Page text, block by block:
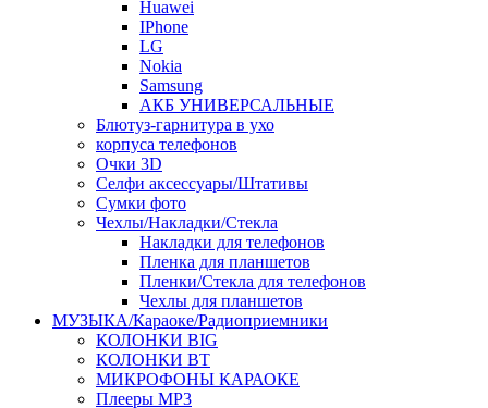
Huawei
IPhone
LG
Nokia
Samsung
АКБ УНИВЕРСАЛЬНЫЕ
Блютуз-гарнитура в ухо
корпуса телефонов
Очки 3D
Селфи аксессуары/Штативы
Сумки фото
Чехлы/Накладки/Стекла
Накладки для телефонов
Пленка для планшетов
Пленки/Стекла для телефонов
Чехлы для планшетов
МУЗЫКА/Караоке/Радиоприемники
КОЛОНКИ BIG
КОЛОНКИ BT
МИКРОФОНЫ КАРАОКЕ
Плееры MP3